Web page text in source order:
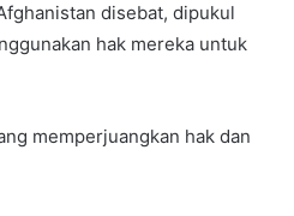
disebat, dipukul
hak mereka untuk
memperjuangkan hak dan